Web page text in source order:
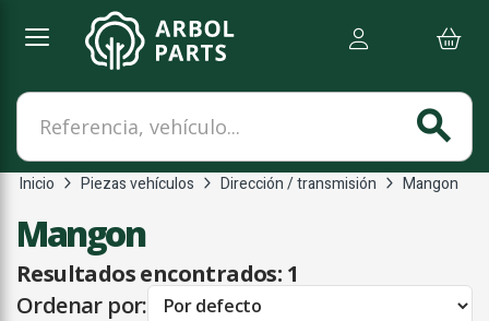
Referencia, vehículo...
search
Inicio Piezas vehículos Dirección / transmisión Mangon
Mangon
Resultados encontrados: 1
Ordenar por: